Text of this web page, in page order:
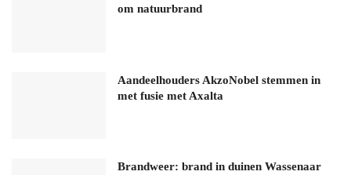
om natuurbrand
Aandeelhouders AkzoNobel stemmen in
met fusie met Axalta
Brandweer: brand in duinen Wassenaar